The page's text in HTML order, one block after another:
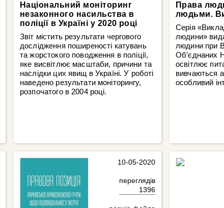
Національний моніторинг
незаконного насильства в
поліції в Україні у 2020 році
Звіт містить результати чергового
дослідження поширеності катувань
та жорстокого поводження в поліції,
яке висвітлює масштаби, причини та
наслідки цих явищ в Україні. У роботі
наведено результати моніторингу,
розпочатого в 2004 році.
Права
людьми.
Серія
людини»
людини при
Об’єднаних
освітлює
вивчаються
особливий
10-05-2020
переглядів
1396